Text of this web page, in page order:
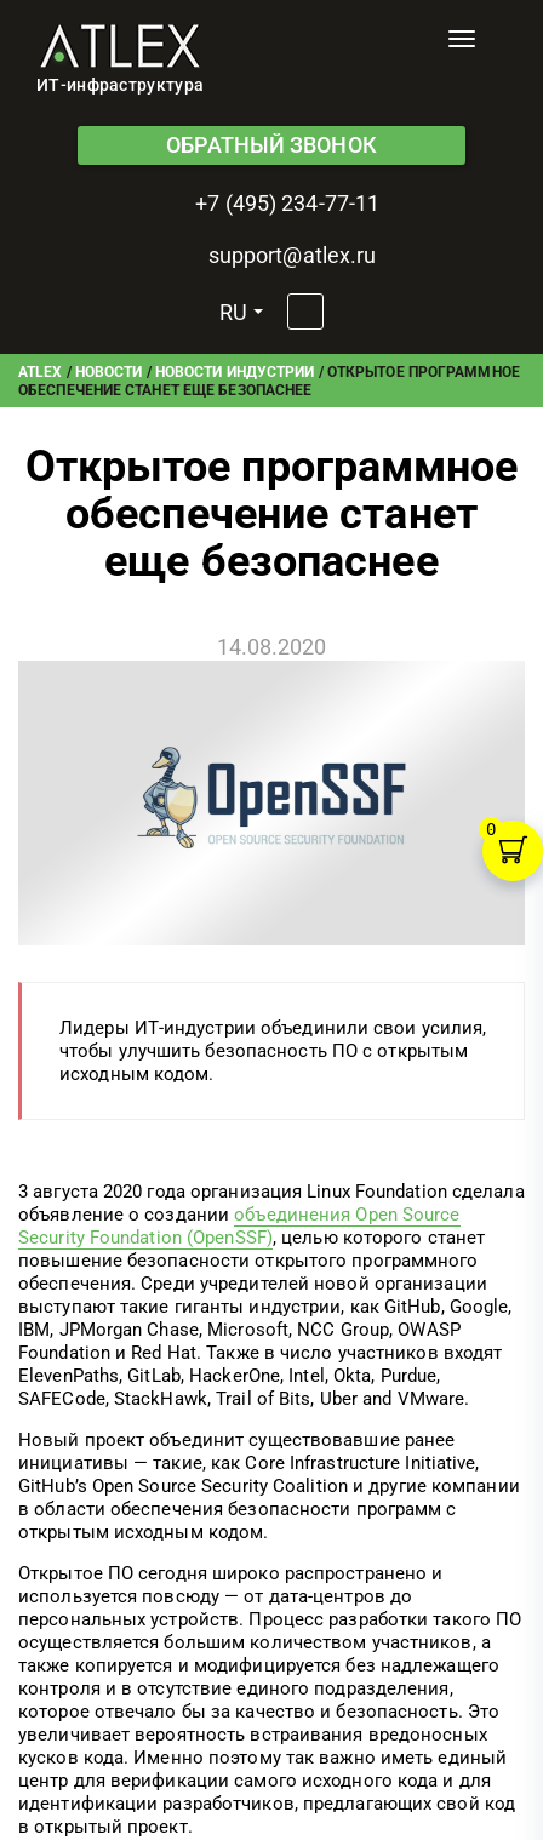
ИТ-инфраструктура
Toggle
ОБРАТНЫЙ ЗВОНОК
+7 (495) 234-77-11
support@atlex.ru
RU
ATLEX / НОВОСТИ / НОВОСТИ ИНДУСТРИИ / ОТКРЫТОЕ ПРОГРАММНОЕ
ОБЕСПЕЧЕНИЕ СТАНЕТ ЕЩЕ БЕЗОПАСНЕЕ
Открытое программное
обеспечение станет
еще безопаснее
14.08.2020
Лидеры ИТ-индустрии объединили свои усилия,
чтобы улучшить безопасность ПО с открытым
исходным кодом.
3 августа 2020 года организация Linux Foundation сделала
объявление о созданииобъединения Open Source
Security Foundation (OpenSSF), целью которого станет
повышение безопасности открытого программного
обеспечения. Среди учредителей новой организации
выступают такие гиганты индустрии, как GitHub, Google,
IBM, JPMorgan Chase, Microsoft, NCC Group, OWASP
Foundation и Red Hat. Также в число участников входят
ElevenPaths, GitLab, HackerOne, Intel, Okta, Purdue,
SAFECode, StackHawk, Trail of Bits, Uber and VMware.
Новый проект объединит существовавшие ранее
инициативы — такие, как Core Infrastructure Initiative,
GitHub’s Open Source Security Coalition и другие компании
в области обеспечения безопасности программ с
открытым исходным кодом.
Открытое ПО сегодня широко распространено и
используется повсюду — от дата-центров до
персональных устройств. Процесс разработки такого ПО
осуществляется большим количеством участников, а
также копируется и модифицируется без надлежащего
контроля и в отсутствие единого подразделения,
которое отвечало бы за качество и безопасность. Это
увеличивает вероятность встраивания вредоносных
кусков кода. Именно поэтому так важно иметь единый
центр для верификации самого исходного кода и для
идентификации разработчиков, предлагающих свой код
в открытый проект.
0